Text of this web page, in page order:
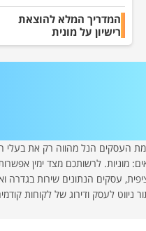
המדריך המלא להוצאת
רישיון על מונית
העסקים הנל מהווה רק את בעלי
מוניות. לרשותכם מצד ימין
עסקים הנתונים שירות בגדרה
ניווט לעסק ודירוג של לקוחות